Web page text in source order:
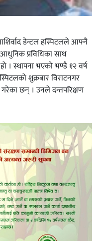
डेन्टल हस्पिटलले आफ्नै
प्रविधिका साथ
। स्थापना भएको भण्डै १२ वर्ष
शुक्रबार विराटनगर
छन् । उनले दन्तपरिक्षण